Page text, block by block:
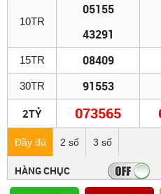
10TR
05155
43291
15TR 08409
30TR 91553
2TỶ 073565
Đầy đủ 2 số 3 số
HÀNG CHỤC